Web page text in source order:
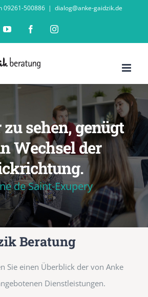
09261-500886 | dialog@anke-gaidzik.de
YouTube FacebookInstagram
sehen, genügt
Wechsel der
de Saint-Exupery
Beratung
Sie einen Überblick der von Anke
Dienstleistungen.